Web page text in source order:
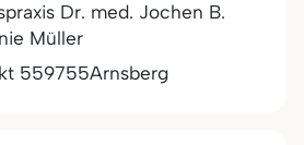
Dr. med. Jochen B.
Müller
559755Arnsberg